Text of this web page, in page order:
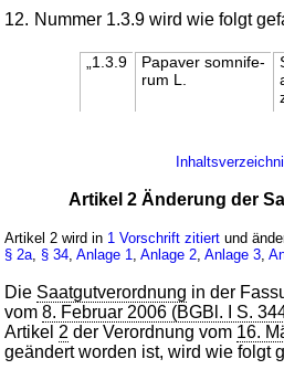
12. Nummer 1.3.9 wird wie folgt
„1.3.9
Papaver somnife-
rum L.
Artikel 2 Änderung der
Artikel 2 wird in 1 Vorschrift zitiert und
§ 2a § 34 ,Anlage 1 ,Anlage 2 ,Anlage 3 ,
Die Saatgutverordnung in der
vom8. Februar 2006 (BGBl. I S.
Artikel 2 der Verordnung vom 16.
geändert worden ist, wird wie folgt